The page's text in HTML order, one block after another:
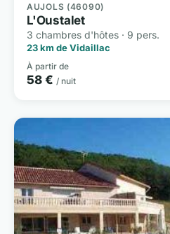
AUJOLS (46090)
L'Oustalet
3 chambres d'hôtes · 9 pers.
23 km de Vidaillac
À partir de
58 € / nuit